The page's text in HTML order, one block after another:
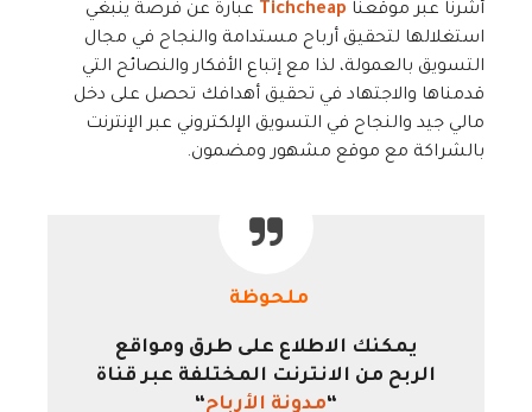
أشرنا عبر موقعنا Tichcheap عبارة عن فرصة ينبغي
استغلالها لتحقيق أرباح مستدامة والنجاح في مجال
التسويق بالعمولة، لذا مع إتباع الأفكار والنصائح التي
قدمناها والاجتهاد في تحقيق أهدافك تحصل على دخل
مالي جيد والنجاح في التسويق الإلكتروني عبر الإنترنت
بالشراكة مع موقع مشهور ومضمون.
ملحوظة
يمكنك الاطلاع على طرق ومواقع
الربح من الانترنت المختلفة عبر قناة
“مدونة الأرباح“